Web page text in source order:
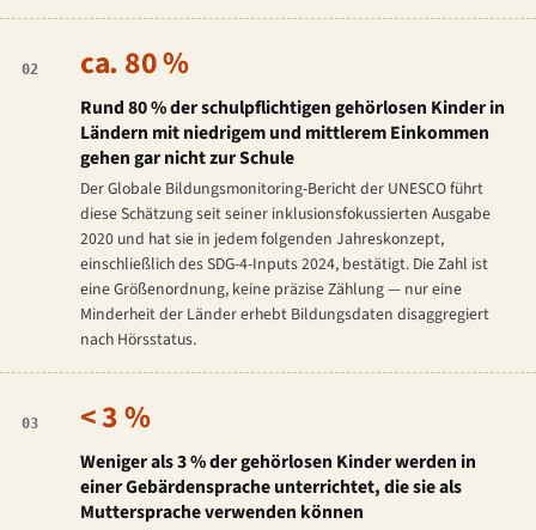
02 ca. 80 %
Rund 80 % der schulpflichtigen gehörlosen Kinder in
Ländern mit niedrigem und mittlerem Einkommen
gehen gar nicht zur Schule
Der Globale Bildungsmonitoring-Bericht der UNESCO führt
diese Schätzung seit seiner inklusionsfokussierten Ausgabe
2020 und hat sie in jedem folgenden Jahreskonzept,
einschließlich des SDG-4-Inputs 2024, bestätigt. Die Zahl ist
eine Größenordnung, keine präzise Zählung — nur eine
Minderheit der Länder erhebt Bildungsdaten disaggregiert
nach Hörsstatus.
03 < 3 %
Weniger als 3 % der gehörlosen Kinder werden in
einer Gebärdensprache unterrichtet, die sie als
Muttersprache verwenden können